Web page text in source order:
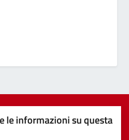
le informazioni su questa